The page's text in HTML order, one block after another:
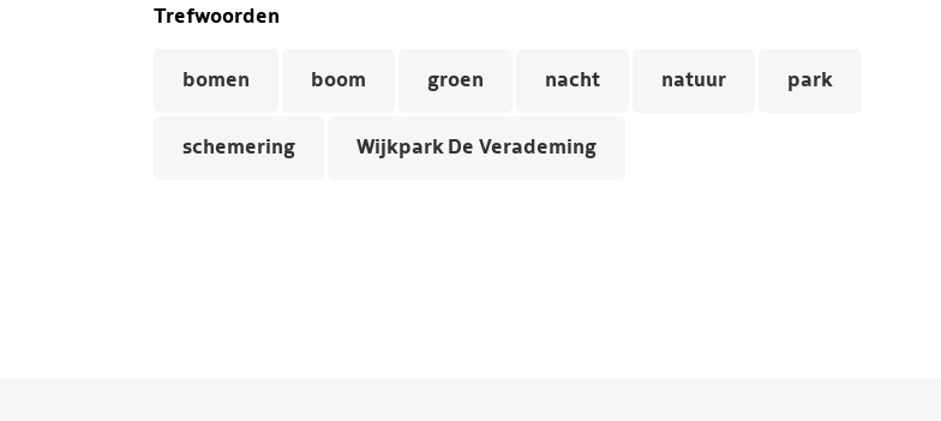
Trefwoorden
bomen boom groen nacht natuur park
schemering Wijkpark De Verademing